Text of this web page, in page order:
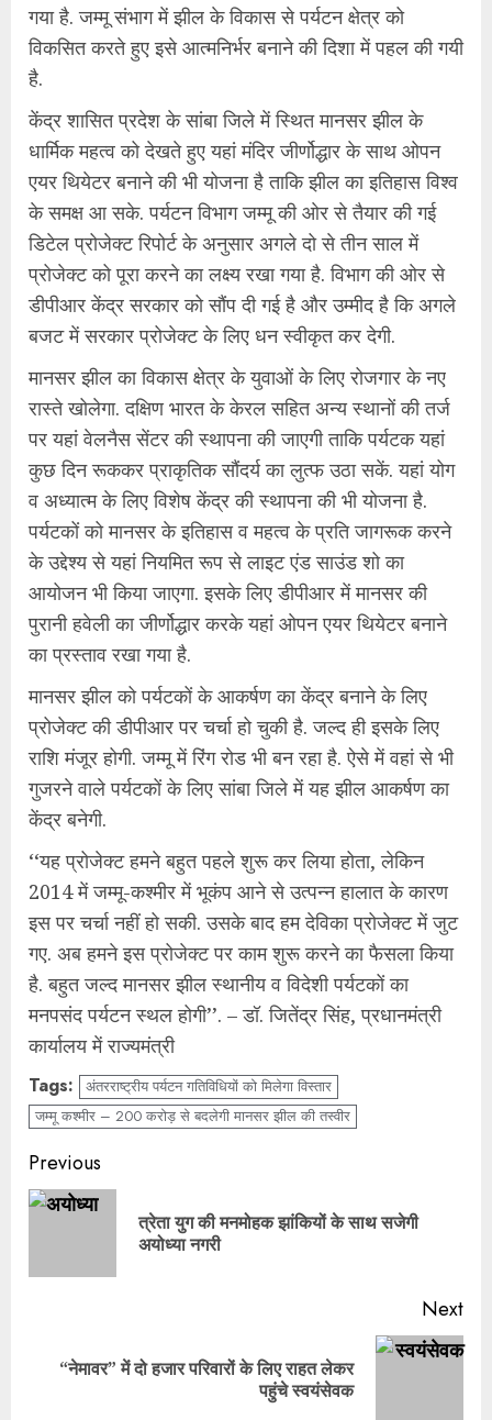
गया है. जम्मू संभाग में झील के विकास से पर्यटन क्षेत्र को
विकसित करते हुए इसे आत्मनिर्भर बनाने की दिशा में पहल की गयी
है.
केंद्र शासित प्रदेश के सांबा जिले में स्थित मानसर झील के
धार्मिक महत्व को देखते हुए यहां मंदिर जीर्णोद्धार के साथ ओपन
एयर थियेटर बनाने की भी योजना है ताकि झील का इतिहास विश्व
के समक्ष आ सके. पर्यटन विभाग जम्मू की ओर से तैयार की गई
डिटेल प्रोजेक्ट रिपोर्ट के अनुसार अगले दो से तीन साल में
प्रोजेक्ट को पूरा करने का लक्ष्य रखा गया है. विभाग की ओर से
डीपीआर केंद्र सरकार को सौंप दी गई है और उम्मीद है कि अगले
बजट में सरकार प्रोजेक्ट के लिए धन स्वीकृत कर देगी.
मानसर झील का विकास क्षेत्र के युवाओं के लिए रोजगार के नए
रास्ते खोलेगा. दक्षिण भारत के केरल सहित अन्य स्थानों की तर्ज
पर यहां वेलनैस सेंटर की स्थापना की जाएगी ताकि पर्यटक यहां
कुछ दिन रूककर प्राकृतिक सौंदर्य का लुत्फ उठा सकें. यहां योग
व अध्यात्म के लिए विशेष केंद्र की स्थापना की भी योजना है.
पर्यटकों को मानसर के इतिहास व महत्व के प्रति जागरूक करने
के उद्देश्य से यहां नियमित रूप से लाइट एंड साउंड शो का
आयोजन भी किया जाएगा. इसके लिए डीपीआर में मानसर की
पुरानी हवेली का जीर्णोद्धार करके यहां ओपन एयर थियेटर बनाने
का प्रस्ताव रखा गया है.
मानसर झील को पर्यटकों के आकर्षण का केंद्र बनाने के लिए
प्रोजेक्ट की डीपीआर पर चर्चा हो चुकी है. जल्द ही इसके लिए
राशि मंजूर होगी. जम्मू में रिंग रोड भी बन रहा है. ऐसे में वहां से भी
गुजरने वाले पर्यटकों के लिए सांबा जिले में यह झील आकर्षण का
केंद्र बनेगी.
‘‘यह प्रोजेक्ट हमने बहुत पहले शुरू कर लिया होता, लेकिन
2014 में जम्मू-कश्मीर में भूकंप आने से उत्पन्न हालात के कारण
इस पर चर्चा नहीं हो सकी. उसके बाद हम देविका प्रोजेक्ट में जुट
गए. अब हमने इस प्रोजेक्ट पर काम शुरू करने का फैसला किया
है. बहुत जल्द मानसर झील स्थानीय व विदेशी पर्यटकों का
मनपसंद पर्यटन स्थल होगी’’. – डॉ. जितेंद्र सिंह, प्रधानमंत्री
कार्यालय में राज्यमंत्री
Tags:
अंतरराष्ट्रीय पर्यटन गतिविधियों को मिलेगा विस्तार
जम्मू कश्मीर – 200 करोड़ से बदलेगी मानसर झील की तस्वीर
Continue
Reading
Previous
त्रेता युग की मनमोहक झांकियों के साथ सजेगी
अयोध्या नगरी
Next
Next“नेमावर” में दो हजार परिवारों के लिए राहत लेकर
पहुंचे स्वयंसेवक